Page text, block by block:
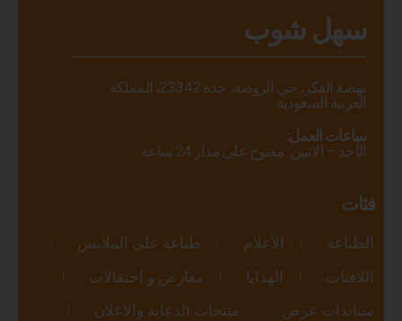
سهل شوب
نهضة الفكر، حي الروضة، جدة 23342، المملكة
العربية السعودية
ساعات العمل:
الأحد – الاثنين: مفتوح على مدار 24 ساعة.
فئات
الطباعة الأعلام
طباعة على الملابس
اللافتات
الهدايا
معارض و احتفالات
ستاندات عرض
منتجات الدعاية والاعلان